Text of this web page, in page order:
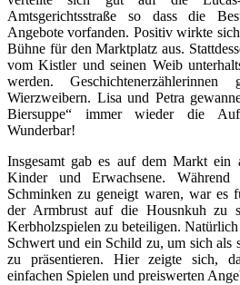
Amtsgerichtsstraße so dass die
Angebote vorfanden. Positiv wirkte
Bühne für den Marktplatz aus.
vom Kistler und seinen Weib
werden.
Wierzweibern. Lisa und Petra
Biersuppe“ immer wieder die
Wunderbar!
Insgesamt gab es auf dem Markt ein
Kinder und Erwachsene.
Schminken zu geneigt waren, war es
der Armbrust auf die Housnkuh zu
Kerbholzspielen zu beteiligen.
Schwert und ein Schild zu, um sich als
zu präsentieren. Hier zeigte sich,
einfachen Spielen und preiswerten